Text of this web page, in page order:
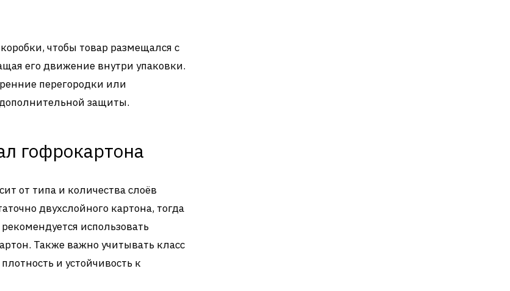
чтобы товар размещался с
его движение внутри упаковки.
перегородки или
защиты.
гофрокартона
от типа и количества слоёв
двухслойного картона, тогда
использовать
Также важно учитывать класс
и устойчивость к